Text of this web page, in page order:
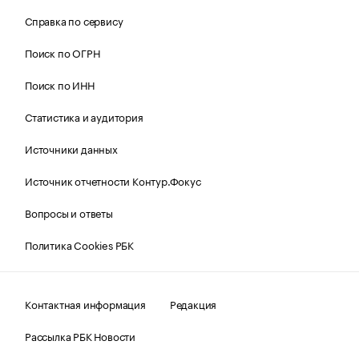
Справка по сервису
Поиск по ОГРН
Поиск по ИНН
Статистика и аудитория
Источники данных
Источник отчетности Контур.Фокус
Вопросы и ответы
Политика Cookies РБК
Контактная информация
Редакция
Рассылка РБК Новости